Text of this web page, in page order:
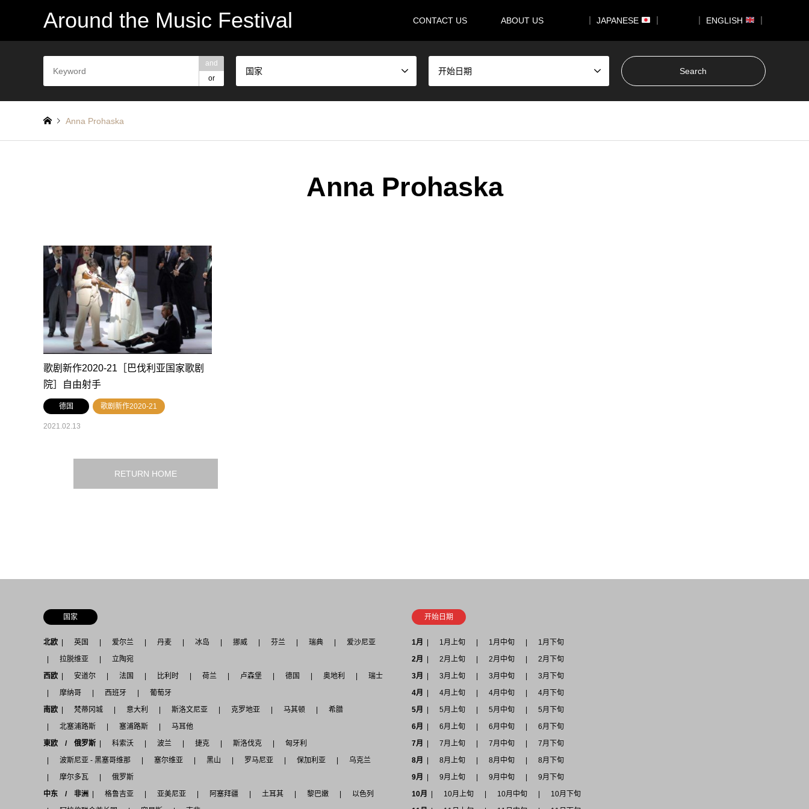
Around the Music Festival CONTACT US ABOUT US ｜ JAPANESE ｜ ENGLISH
and
or
国家 开始日期
Anna Prohaska
Anna Prohaska
歌剧新作2020-21［巴伐利亚国家歌剧
院］自由射手
德国 歌剧新作2020-21
2021.02.13
RETURN HOME
国家
北欧 英国 爱尔兰 丹麦 冰岛 挪威 芬兰 瑞典
爱沙尼亚
拉脱维亚
立陶宛
西欧
安道尔 法国 比利时 荷兰 卢森堡 德国 奥地利
瑞士
摩纳哥
西班牙
葡萄牙
南欧
梵蒂冈城 意大利 斯洛文尼亚 克罗地亚 马其顿
希腊
北塞浦路斯
塞浦路斯
马耳他
東欧 / 俄罗斯
科索沃 波兰 捷克 斯洛伐克
匈牙利
波斯尼亚 - 黑塞哥维那
塞尔维亚 黑山 罗马尼亚 保加利亚
乌克兰
摩尔多瓦
俄罗斯
中东 / 非洲
格鲁吉亚 亚美尼亚 阿塞拜疆 土耳其 黎巴嫩
以色列
开始日期
1月 1月上旬 1月中旬
1月下旬
2月
2月上旬 2月中旬
2月下旬
3月
3月上旬 3月中旬
3月下旬
4月
4月上旬 4月中旬
4月下旬
5月
5月上旬 5月中旬
5月下旬
6月
6月上旬 6月中旬
6月下旬
7月
7月上旬 7月中旬
7月下旬
8月
8月上旬 8月中旬
8月下旬
9月
9月上旬 9月中旬
9月下旬
10月
10月上旬 10月中旬
10月下旬